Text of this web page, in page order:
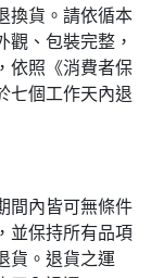
換貨。請依循本
觀、包裝完整，
依照《消費者保
七個工作天內退
間內皆可無條件
並保持所有品項
貨。退貨之運